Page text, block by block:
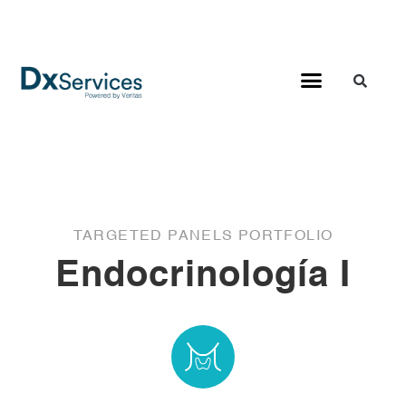
TARGETED PANELS PORTFOLIO
Endocrinología I